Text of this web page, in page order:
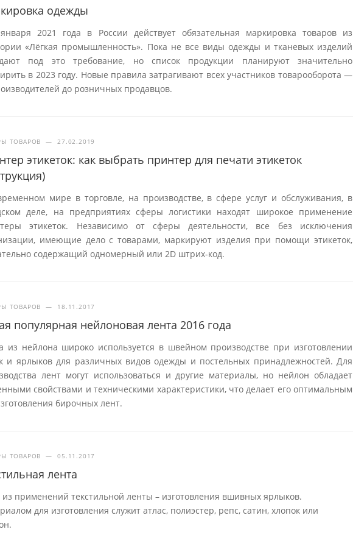
одежды
2021 года в России действует обязательная маркировка товаров из
«Лёгкая промышленность». Пока не все виды одежды и тканевых изделий
под это требование, но список продукции планируют значительно
в 2023 году. Новые правила затрагивают всех участников товарооборота —
до розничных продавцов.
ТОВАРОВ — 27.02.2019
этикеток: как выбрать принтер для печати этикеток
мире в торговле, на производстве, в сфере услуг и обслуживания, в
деле, на предприятиях сферы логистики находят широкое применение
этикеток. Независимо от сферы деятельности, все без исключения
имеющие дело с товарами, маркируют изделия при помощи этикеток,
содержащий одномерный или 2D штрих-код.
ТОВАРОВ — 18.11.2017
популярная нейлоновая лента 2016 года
из нейлона широко используется в швейном производстве при изготовлении
и ярлыков для различных видов одежды и постельных принадлежностей. Для
лент могут использоваться и другие материалы, но нейлон обладает
свойствами и техническими характеристики, что делает его оптимальным
бирочных лент.
ТОВАРОВ — 05.11.2017
лента
применений текстильной ленты – изготовления вшивных ярлыков.
для изготовления служит атлас, полиэстер, репс, сатин, хлопок или